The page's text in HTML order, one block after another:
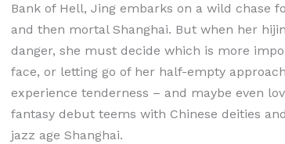
Bank of Hell, Jing embarks on a wild chase
and then mortal Shanghai. But when her
danger, she must decide which is more
face, or letting go of her half-empty
experience tenderness – and maybe even
fantasy debut teems with Chinese deities
jazz age Shanghai.